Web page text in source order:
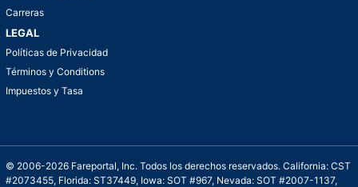
Carreras
LEGAL
Políticas de Privacidad
Términos y Conditions
Impuestos y Tasa
© 2006-2026 Fareportal, Inc. Todos los derechos reservados. California: CST
#2073455, Florida: ST37449, Iowa: SOT #967, Nevada: SOT #2007-1137,